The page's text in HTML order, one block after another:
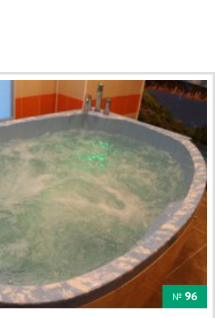
№ 96